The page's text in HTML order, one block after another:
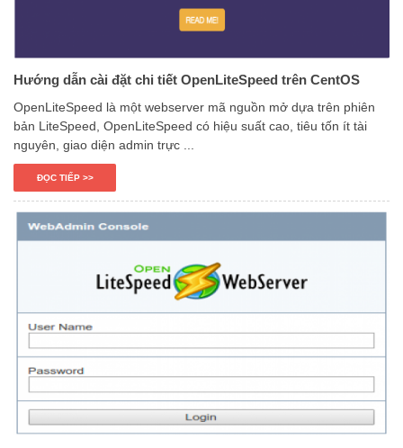
Hướng dẫn cài đặt chi tiết OpenLiteSpeed trên CentOS
OpenLiteSpeed là một webserver mã nguồn mở dựa trên phiên
bản LiteSpeed, OpenLiteSpeed có hiệu suất cao, tiêu tốn ít tài
nguyên, giao diện admin trực ...
ĐỌC TIẾP >>